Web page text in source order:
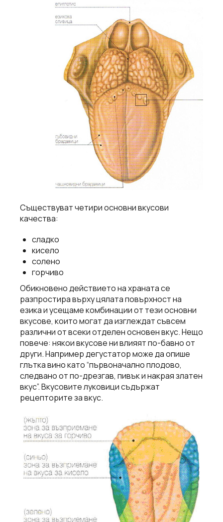
Съществуват четири основни вкусови
качества:
сладко
кисело
солено
горчиво
Обикновено действието на храната се
разпростира върху цялата повърхност на
езика и усещаме комбинации от тези основни
вкусове, които могат да изглеждат съвсем
различни от всеки отделен основен вкус. Нещо
повече: някои вкусове ни влияят по-бавно от
други. Например дегустатор може да опише
глътка вино като “първоначално плодово,
следвано от по-дрезгав, пивък и накрая златен
вкус”. Вкусовите луковици съдържат
рецепторите за вкус.